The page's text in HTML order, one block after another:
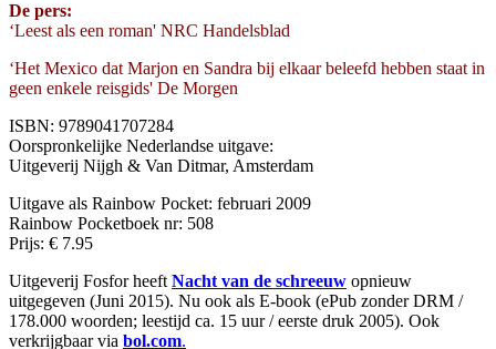
De pers:
‘Leest als een roman' NRC Handelsblad
‘Het Mexico dat Marjon en Sandra bij elkaar beleefd hebben staat in
geen enkele reisgids' De Morgen
ISBN: 9789041707284
Oorspronkelijke Nederlandse uitgave:
Uitgeverij Nijgh & Van Ditmar, Amsterdam
Uitgave als Rainbow Pocket: februari 2009
Rainbow Pocketboek nr: 508
Prijs: € 7.95
Uitgeverij Fosfor heeft Nacht van de schreeuw opnieuw
uitgegeven (Juni 2015). Nu ook als E-book (ePub zonder DRM /
178.000 woorden; leestijd ca. 15 uur / eerste druk 2005). Ook
verkrijgbaar via bol.com.